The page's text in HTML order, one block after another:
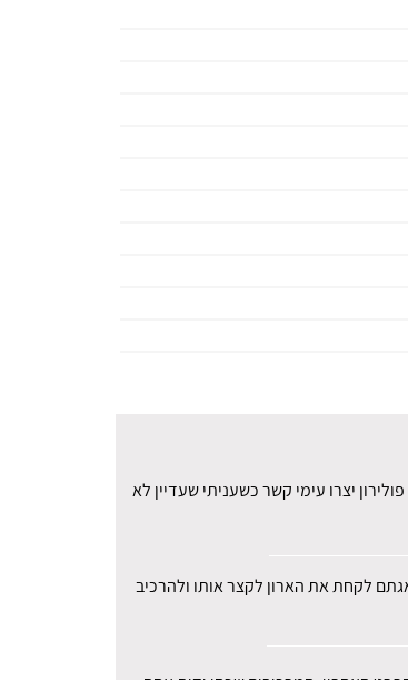
יצרו עימי קשר כשעניתי שעדיין לא
לקחת את הארון לקצר אותו ולהרכיב